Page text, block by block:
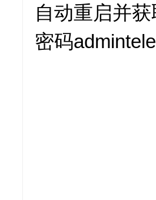
自动重启并
密码